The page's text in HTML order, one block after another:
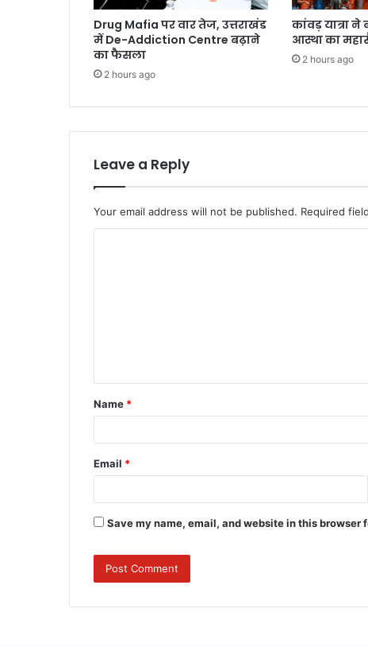
Drug Mafia पर वार तेज, उत्तराखंड
में De-Addiction Centre बढ़ाने
का फैसला
2 hours ago
कांवड़ यात्रा ने
आस्था का
2 hours ago
Leave a Reply
Your email address will not be published. Required
t
*
Name *
Email *
Save my name, email, and website in this browser